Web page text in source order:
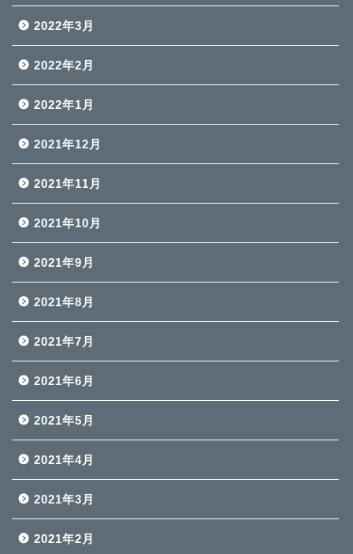
2022年3月
2022年2月
2022年1月
2021年12月
2021年11月
2021年10月
2021年9月
2021年8月
2021年7月
2021年6月
2021年5月
2021年4月
2021年3月
2021年2月